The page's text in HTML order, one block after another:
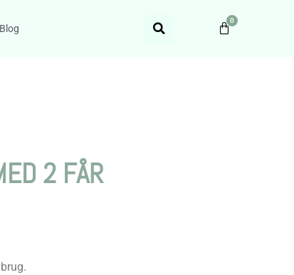
Blog
0
2 FÅR